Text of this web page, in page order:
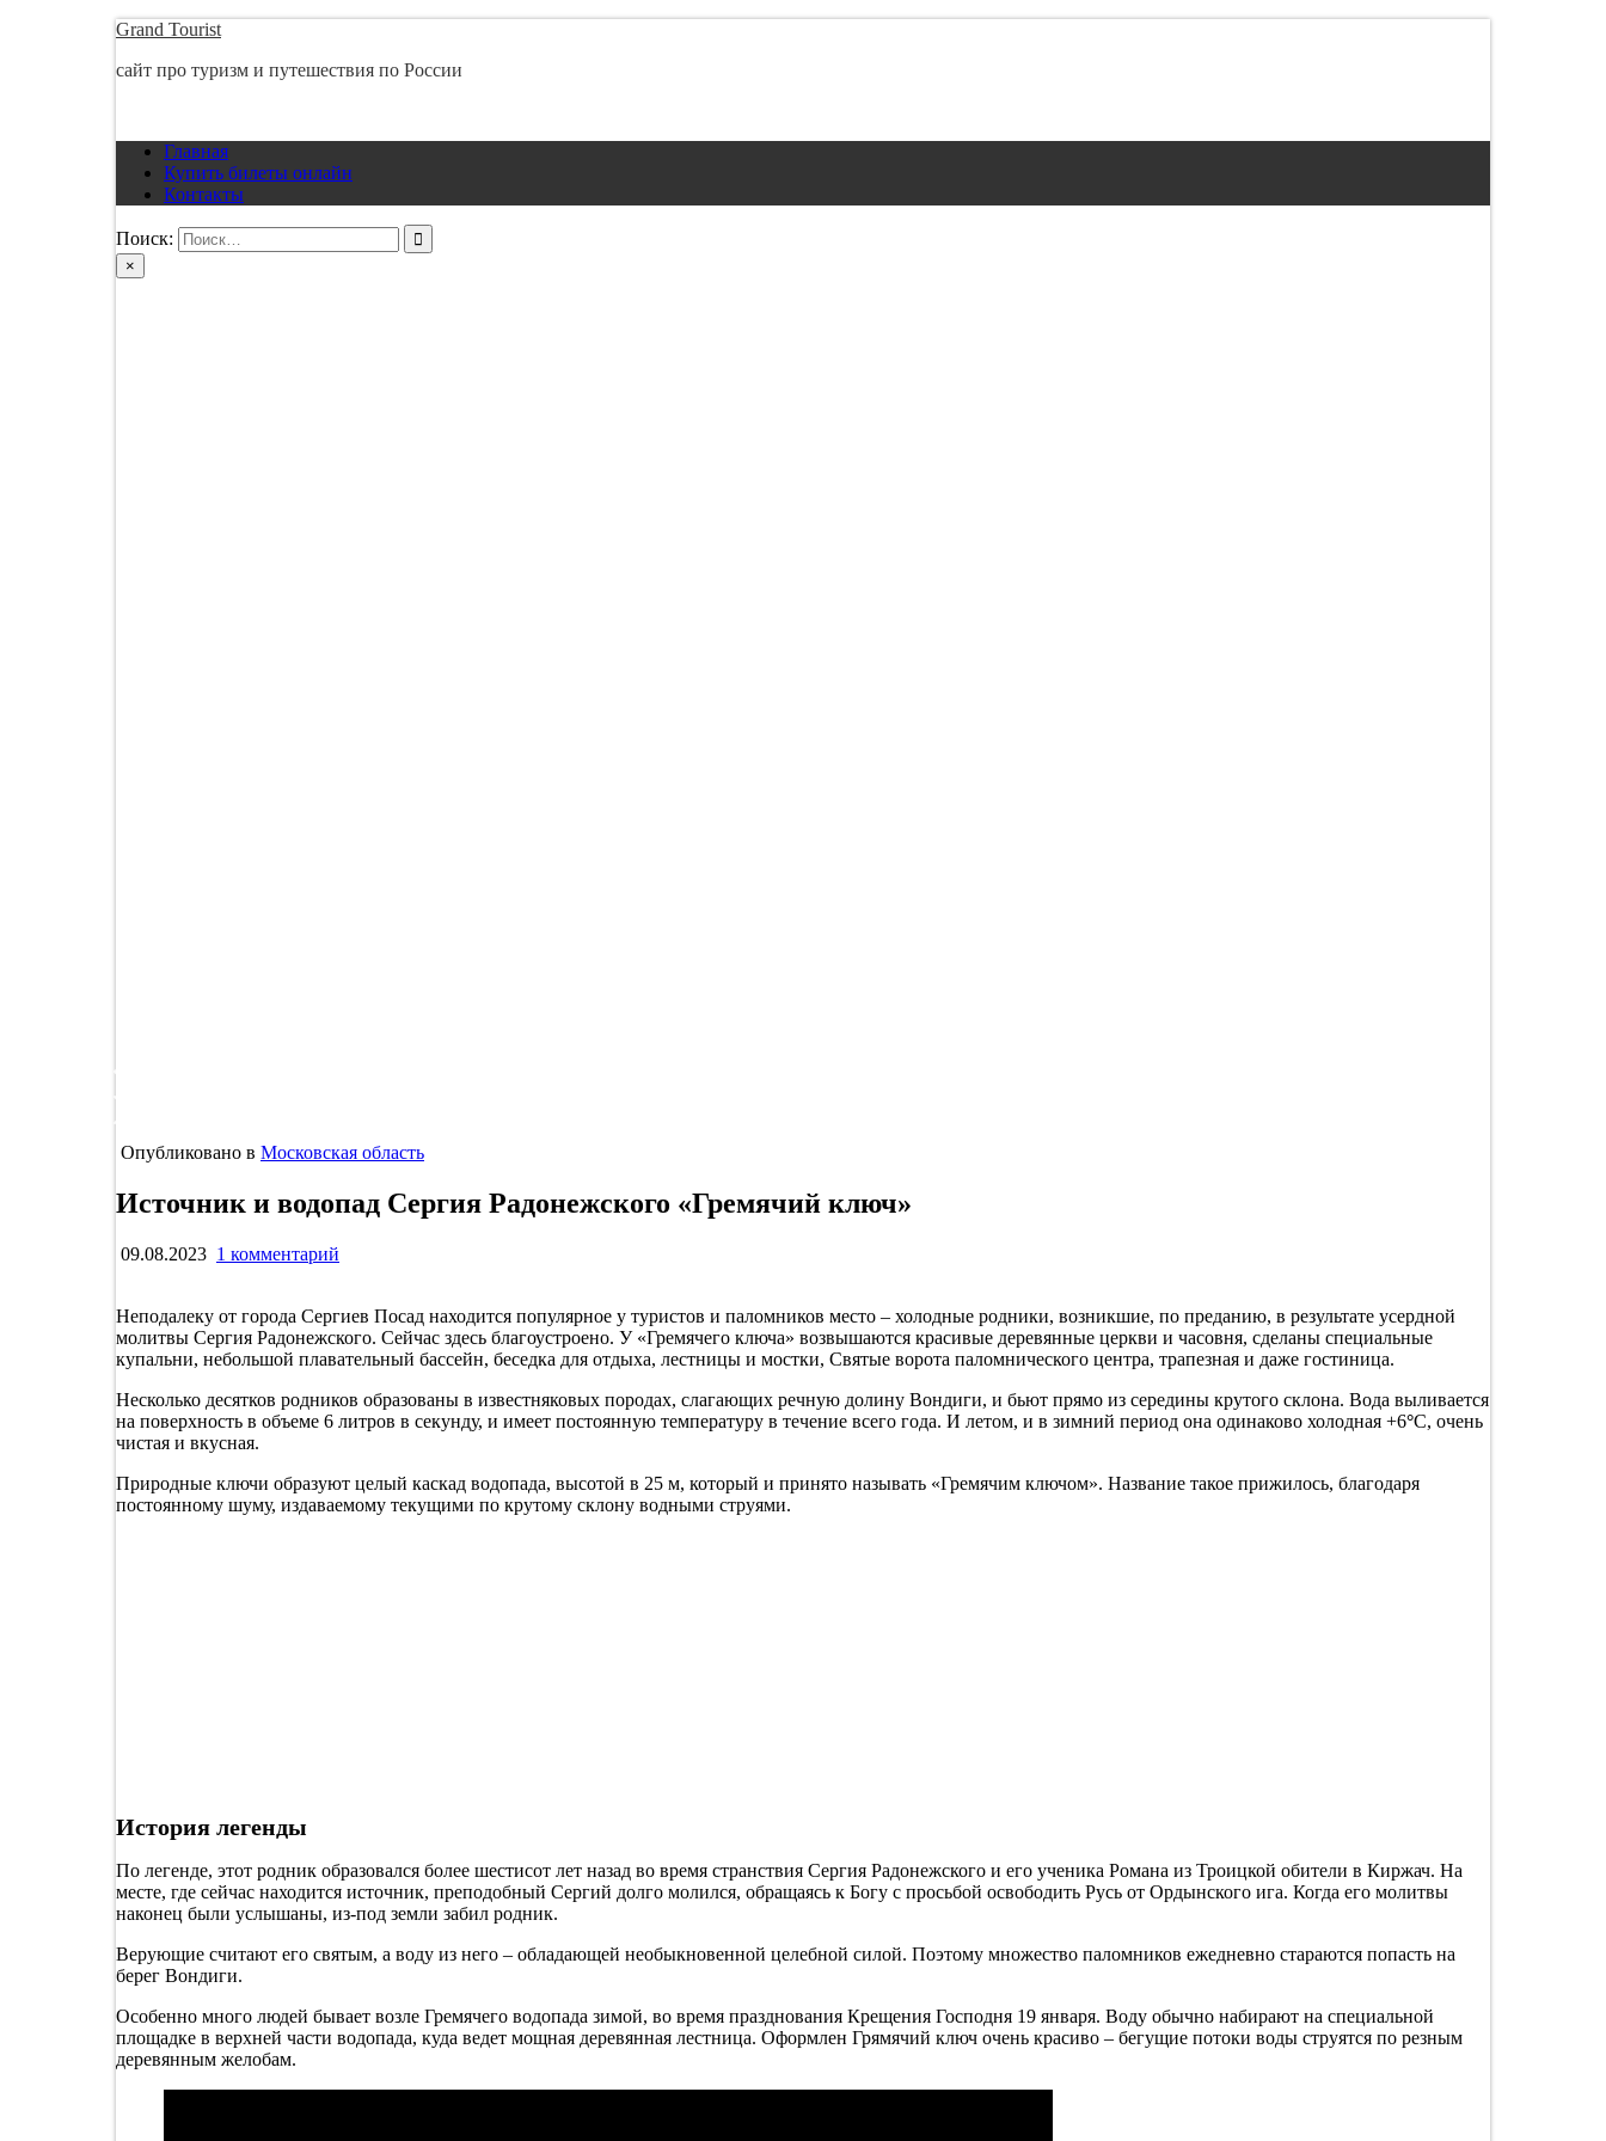
содержимому
Grand Tourist
сайт про туризм и путешествия по России
Главная
Купить билеты онлайн
Контакты
Поиск:
×
Опубликовано в Московская область
Источник и водопад Сергия Радонежского «Гремячий ключ»
09.08.2023 1 комментарий
и
водопад
Сергия
«Гремячий
ключ»
Неподалеку от города Сергиев Посад находится популярное у туристов и паломников место – холодные родники, возникшие, по преданию, в результате усердной
молитвы Сергия Радонежского. Сейчас здесь благоустроено. У «Гремячего ключа» возвышаются красивые деревянные церкви и часовня, сделаны специальные
купальни, небольшой плавательный бассейн, беседка для отдыха, лестницы и мостки, Святые ворота паломнического центра, трапезная и даже гостиница.
Несколько десятков родников образованы в известняковых породах, слагающих речную долину Вондиги, и бьют прямо из середины крутого склона. Вода выливается
на поверхность в объеме 6 литров в секунду, и имеет постоянную температуру в течение всего года. И летом, и в зимний период она одинаково холодная +6°С, очень
чистая и вкусная.
Природные ключи образуют целый каскад водопада, высотой в 25 м, который и принято называть «Гремячим ключом». Название такое прижилось, благодаря
постоянному шуму, издаваемому текущими по крутому склону водными струями.
История легенды
По легенде, этот родник образовался более шестисот лет назад во время странствия Сергия Радонежского и его ученика Романа из Троицкой обители в Киржач. На
месте, где сейчас находится источник, преподобный Сергий долго молился, обращаясь к Богу с просьбой освободить Русь от Ордынского ига. Когда его молитвы
наконец были услышаны, из-под земли забил родник.
Верующие считают его святым, а воду из него – обладающей необыкновенной целебной силой. Поэтому множество паломников ежедневно стараются попасть на
берег Вондиги.
Особенно много людей бывает возле Гремячего водопада зимой, во время празднования Крещения Господня 19 января. Воду обычно набирают на специальной
площадке в верхней части водопада, куда ведет мощная деревянная лестница. Оформлен Грямячий ключ очень красиво – бегущие потоки воды струятся по резным
деревянным желобам.